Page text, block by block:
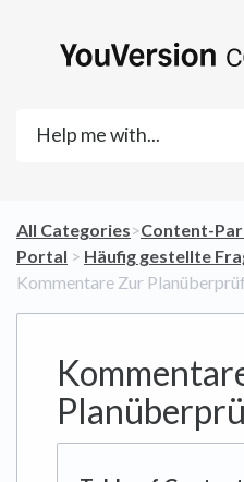
All Categories​>​​Content-
Portal ​ > ​ ​Häufig gestellte
Kommentare Zur